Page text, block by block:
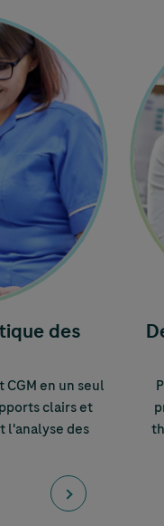
des
CGM en un seul
clairs et
l'analyse des